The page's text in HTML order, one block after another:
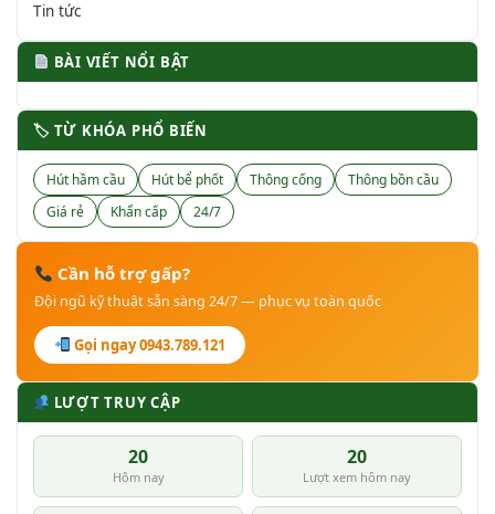
Tin tức
BÀI VIẾT NỔI BẬT
🏷 TỪ KHÓA PHỔ BIẾN
Hút hầm cầu Hút bể phốt Thông cống
Thông bồn cầu
Giá rẻ
Khẩn cấp 24/7
Cần hỗ trợ gấp?
Đội ngũ kỹ thuật sẵn sàng 24/7 — phục vụ toàn quốc
Gọi ngay 0943.789.121
LƯỢT TRUY CẬP
20
Hôm nay
20
Lượt xem hôm nay